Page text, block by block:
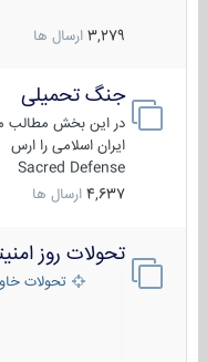
3,279 ارسال ها
جنگ تحمیلی
در این بخش مطالب
ایران اسلامی را ارس
Sacred Defense
4,637 ارسال ها
تحولات روز
تحولات